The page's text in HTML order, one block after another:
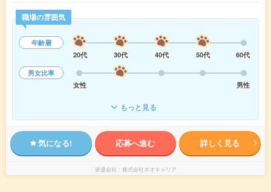
職場の雰囲気
年齢層
20代
30代 40代 50代
60代
男女比率
女性
男性
もっと見る
気になる! 応募へ進む 詳しく見る
派遣会社 株式会社ネオキャリア